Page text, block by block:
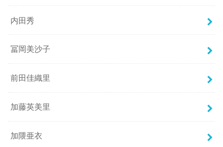
内田秀
冨岡美沙子
前田佳織里
加藤英美里
加隈亜衣